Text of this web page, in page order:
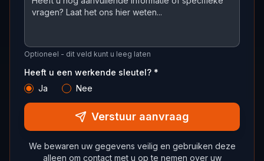
Optioneel - dit veld kunt u leeg laten
Heeft u een werkende sleutel? *
Ja
Nee
Verstuur aanvraag
We bewaren uw gegevens veilig en gebruiken deze
alleen om contact met u op te nemen over uw